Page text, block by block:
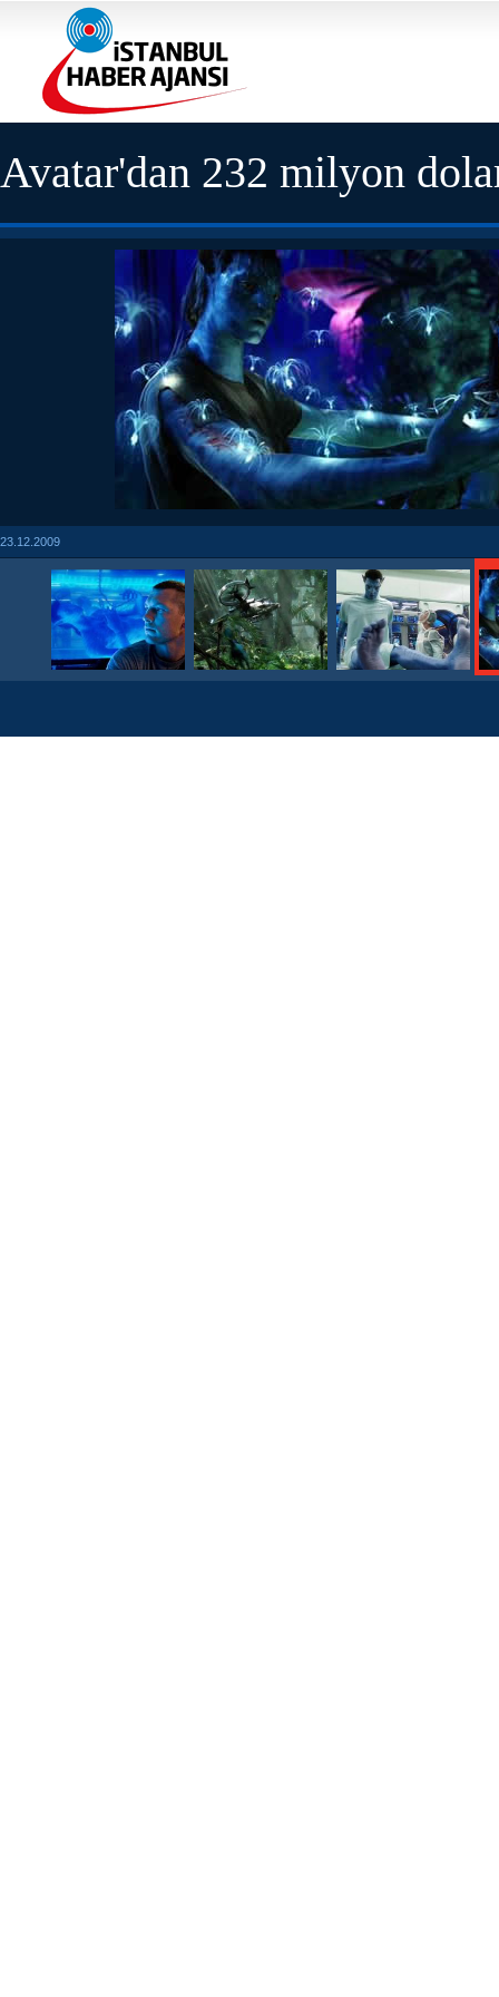
Avatar'dan 232 milyon
23.12.2009